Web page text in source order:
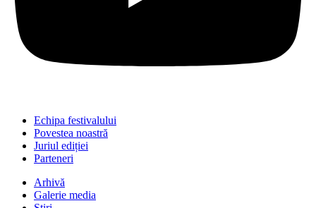
Echipa festivalului
Povestea noastră
Juriul ediției
Parteneri
Arhivă
Galerie media